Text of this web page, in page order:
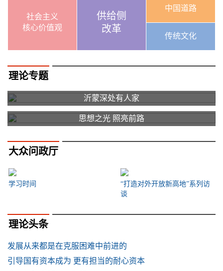
社会主义
核心价值观
供给侧
改革
中国道路
传统文化
理论专题
沂蒙深处有人家
思想之光 照亮前路
大众问政厅
学习时间
“打造对外开放新高地”系列访
谈
理论头条
发展从来都是在克服困难中前进的
引导国有资本成为 更有担当的耐心资本